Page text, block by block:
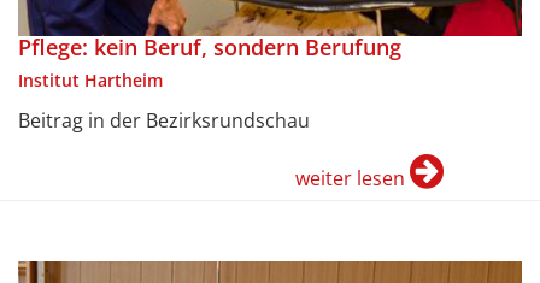
Pflege: kein Beruf, sondern Berufung
Institut Hartheim
Beitrag in der Bezirksrundschau
weiter lesen